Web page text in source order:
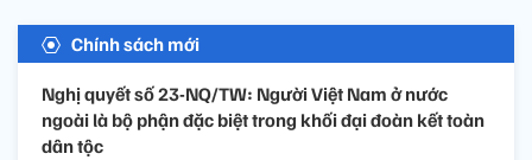
Chính sách mới
Nghị quyết số 23-NQ/TW: Người Việt Nam ở nước
ngoài là bộ phận đặc biệt trong khối đại đoàn kết toàn
dân tộc